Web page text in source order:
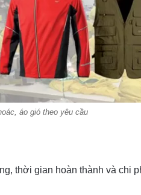
áo gió theo yêu cầu
thời gian hoàn thành và chi